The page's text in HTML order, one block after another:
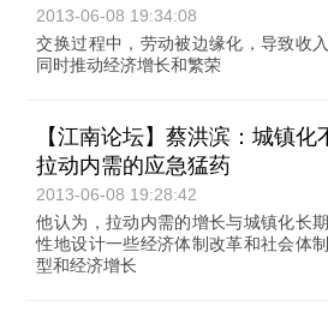
2013-06-08 19:34:08
交换过程中，劳动被边缘化，导致收
同时推动经济增长和繁荣
【江南论坛】蔡洪滨：城镇化
拉动内需的应急猛药
2013-06-08 19:28:42
他认为，拉动内需的增长与城镇化长
性地设计一些经济体制改革和社会体
型和经济增长